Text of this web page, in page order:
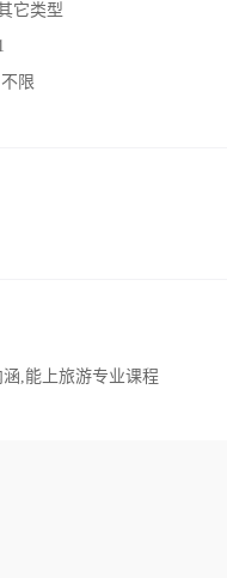
它类型
不限
,能上旅游专业课程